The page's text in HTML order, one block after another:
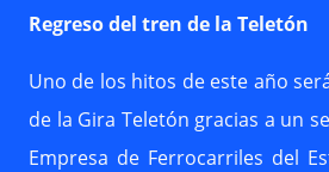
Regreso del tren de la Teletón
Uno de los hitos de este año
de la Gira Teletón gracias a un
Empresa de Ferrocarriles del